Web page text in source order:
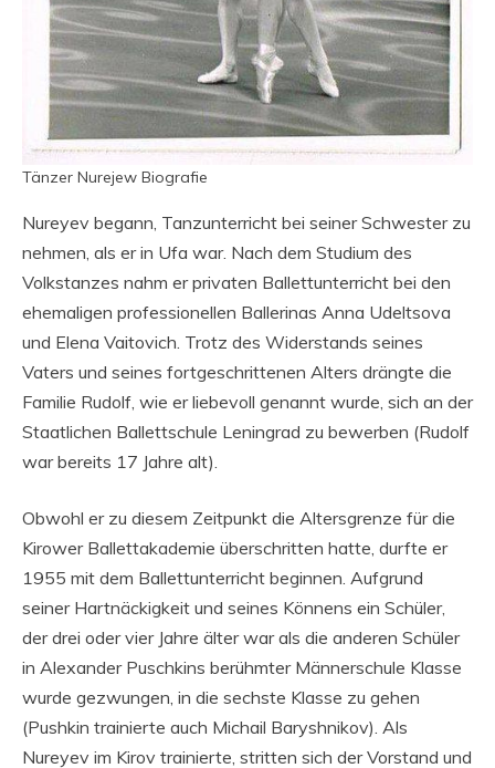
Tänzer Nurejew Biografie
Nureyev begann, Tanzunterricht bei seiner Schwester zu
nehmen, als er in Ufa war. Nach dem Studium des
Volkstanzes nahm er privaten Ballettunterricht bei den
ehemaligen professionellen Ballerinas Anna Udeltsova
und Elena Vaitovich. Trotz des Widerstands seines
Vaters und seines fortgeschrittenen Alters drängte die
Familie Rudolf, wie er liebevoll genannt wurde, sich an der
Staatlichen Ballettschule Leningrad zu bewerben (Rudolf
war bereits 17 Jahre alt).
Obwohl er zu diesem Zeitpunkt die Altersgrenze für die
Kirower Ballettakademie überschritten hatte, durfte er
1955 mit dem Ballettunterricht beginnen. Aufgrund
seiner Hartnäckigkeit und seines Könnens ein Schüler,
der drei oder vier Jahre älter war als die anderen Schüler
in Alexander Puschkins berühmter Männerschule Klasse
wurde gezwungen, in die sechste Klasse zu gehen
(Pushkin trainierte auch Michail Baryshnikov). Als
Nureyev im Kirov trainierte, stritten sich der Vorstand und